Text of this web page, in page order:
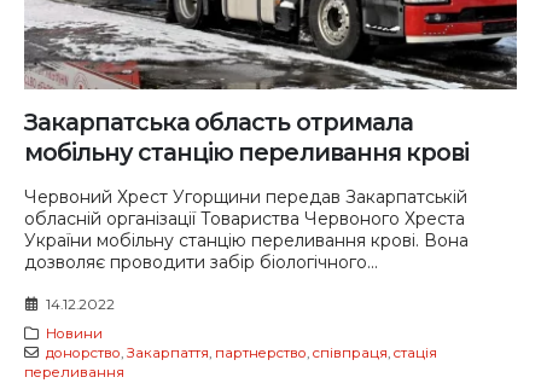
Закарпатська область отримала
мобільну станцію переливання крові
Червоний Хрест Угорщини передав Закарпатській
обласній організації Товариства Червоного Хреста
України мобільну станцію переливання крові. Вона
дозволяє проводити забір біологічного...
14.12.2022
Новини
донорство, Закарпаття, партнерство, співпраця, стація
переливання